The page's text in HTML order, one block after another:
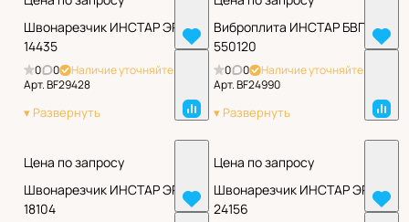
Швонарезчик ИНСТАР ЭРШ
14435
0 0
Наличие уточняйте
Арт.BF29428
Виброплита ИНСТАР БВП
550120
0 0
Наличие уточняйте
Арт.BF24990
Цена по запросу
Швонарезчик ИНСТАР ЭРШ
18104
Цена по запросу
Швонарезчик ИНСТАР ЭРШ
24156